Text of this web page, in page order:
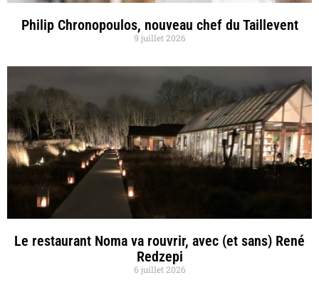
Philip Chronopoulos, nouveau chef du Taillevent
9 juillet 2026
Le restaurant Noma va rouvrir, avec (et sans) René
Redzepi
6 juillet 2026